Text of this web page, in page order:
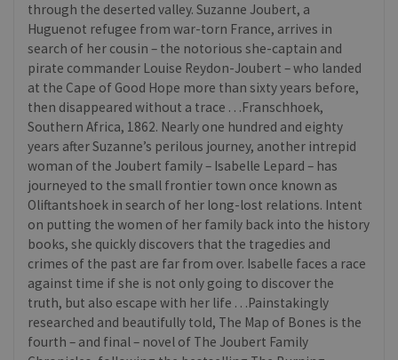
through the deserted valley. Suzanne Joubert, a
Huguenot refugee from war-torn France, arrives in
search of her cousin – the notorious she-captain and
pirate commander Louise Reydon-Joubert – who landed
at the Cape of Good Hope more than sixty years before,
then disappeared without a trace . . .Franschhoek,
Southern Africa, 1862. Nearly one hundred and eighty
years after Suzanne’s perilous journey, another intrepid
woman of the Joubert family – Isabelle Lepard – has
journeyed to the small frontier town once known as
Oliftantshoek in search of her long-lost relations. Intent
on putting the women of her family back into the history
books, she quickly discovers that the tragedies and
crimes of the past are far from over. Isabelle faces a race
against time if she is not only going to discover the
truth, but also escape with her life . . .Painstakingly
researched and beautifully told, The Map of Bones is the
fourth – and final – novel of The Joubert Family